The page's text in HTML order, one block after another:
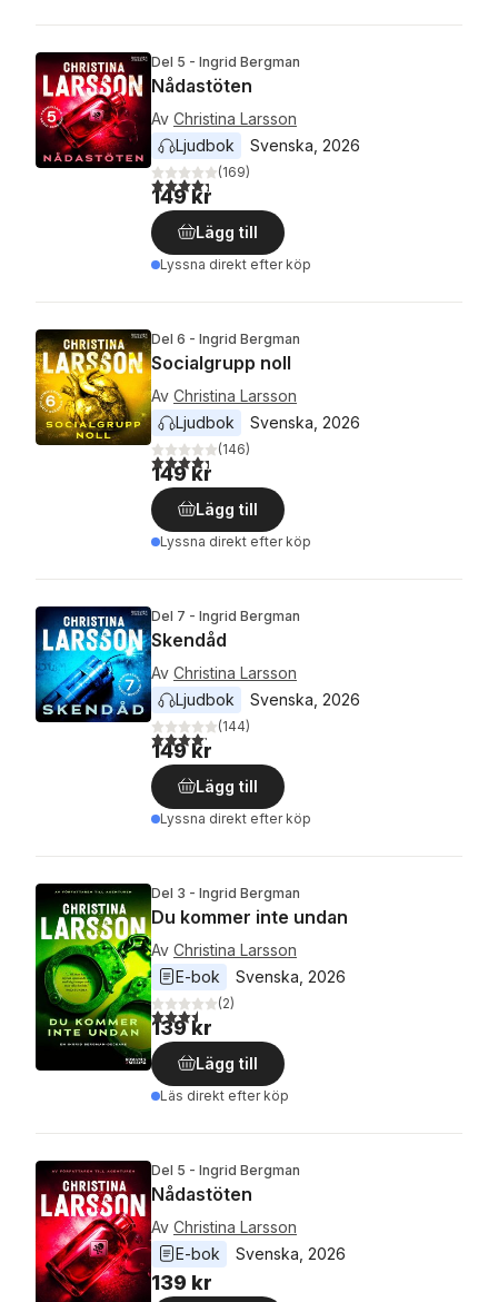
Del 5 - Ingrid Bergman
Nådastöten
Av Christina Larsson
Ljudbok
Svenska 2026
4,3utav 5 stjärnor. Totalt antal röster:
(169)
149 kr
Lägg till
Lyssna direkt efter köp
Del 6 - Ingrid Bergman
Socialgrupp noll
Av Christina Larsson
Ljudbok
Svenska 2026
4,3utav 5 stjärnor. Totalt antal röster:
(146)
149 kr
Lägg till
Lyssna direkt efter köp
Del 7 - Ingrid Bergman
Skendåd
Av Christina Larsson
Ljudbok
Svenska 2026
4,2utav 5 stjärnor. Totalt antal röster:
(144)
149 kr
Lägg till
Lyssna direkt efter köp
Del 3 - Ingrid Bergman
Du kommer inte undan
Av Christina Larsson
E-bok
Svenska 2026
3,5utav 5 stjärnor. Totalt antal röster:
(2)
139 kr
Lägg till
Läs direkt efter köp
Del 5 - Ingrid Bergman
Nådastöten
Av Christina Larsson
E-bok
Svenska 2026
139 kr